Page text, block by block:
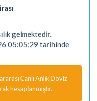
gelmektedir.
05:05:29 tarihinde
Canlı Anlık Döviz
hesaplanmıştır.